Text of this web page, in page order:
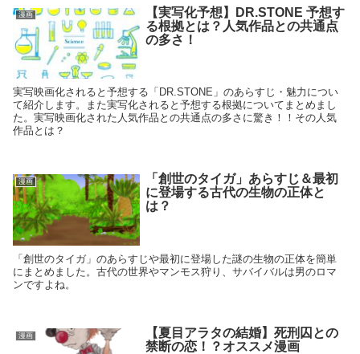
漫画
【実写化予想】DR.STONE 予想す
る根拠とは？人気作品との共通点
の多さ！
実写映画化されると予想する「DR.STONE」のあらすじ・魅力につい
て紹介します。また実写化されると予想する根拠についてまとめまし
た。実写映画化された人気作品との共通点の多さに驚き！！その人気
作品とは？
漫画
「創世のタイガ」あらすじ＆最初
に登場する古代の生物の正体と
は？
「創世のタイガ」のあらすじや最初に登場した謎の生物の正体を簡単
にまとめました。古代の世界やマンモス狩り、サバイバルは男のロマ
ンですよね。
漫画
【夏目アラタの結婚】死刑囚との
禁断の恋！？オススメ漫画